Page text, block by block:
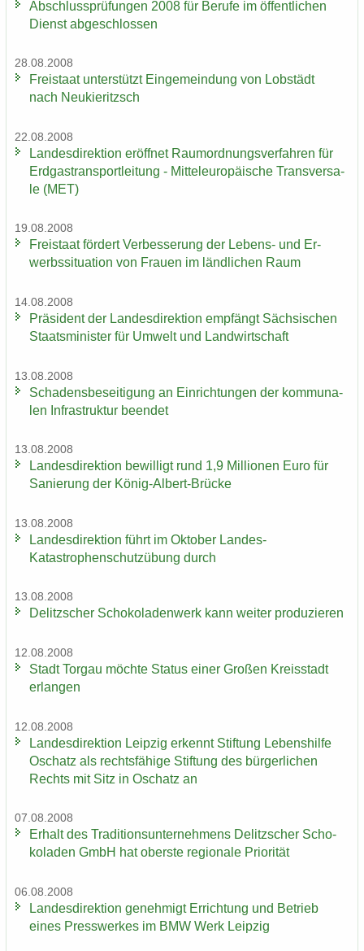
Ab­schluss­prü­fun­gen 2008 für Be­ru­fe im öf­fent­li­chen
Dienst ab­ge­schlos­sen
28.08.2008
Frei­staat un­ter­stützt Ein­ge­mein­dung von Lob­städt
nach Neu­kie­ritzsch
22.08.2008
Lan­des­di­rek­ti­on er­öff­net Raum­ord­nungs­ver­fah­ren für
Erd­gas­trans­port­lei­tung - Mit­tel­eu­ro­päi­sche Trans­ver­sa­
le (MET)
19.08.2008
Frei­staat för­dert Ver­bes­se­rung der Lebens-​ und Er­
werbs­si­tua­ti­on von Frau­en im länd­li­chen Raum
14.08.2008
Prä­si­dent der Lan­des­di­rek­ti­on emp­fängt Säch­si­schen
Staats­mi­nis­ter für Um­welt und Land­wirt­schaft
13.08.2008
Scha­dens­be­sei­ti­gung an Ein­rich­tun­gen der kom­mu­na­
len In­fra­struk­tur be­en­det
13.08.2008
Lan­des­di­rek­ti­on be­wil­ligt rund 1,9 Mil­lio­nen Euro für
Sa­nie­rung der König-​Albert-Brücke
13.08.2008
Lan­des­di­rek­ti­on führt im Ok­to­ber Landes-​
Katastrophenschutzübung durch
13.08.2008
De­litz­scher Scho­ko­la­den­werk kann wei­ter pro­du­zie­ren
12.08.2008
Stadt Tor­gau möch­te Sta­tus einer Gro­ßen Kreis­stadt
er­lan­gen
12.08.2008
Lan­des­di­rek­ti­on Leip­zig er­kennt Stif­tung Le­bens­hil­fe
Oschatz als rechts­fä­hi­ge Stif­tung des bür­ger­li­chen
Rechts mit Sitz in Oschatz an
07.08.2008
Er­halt des Tra­di­ti­ons­un­ter­neh­mens De­litz­scher Scho­
ko­la­den GmbH hat obers­te re­gio­na­le Prio­ri­tät
06.08.2008
Lan­des­di­rek­ti­on ge­neh­migt Er­rich­tung und Be­trieb
eines Press­wer­kes im BMW Werk Leip­zig